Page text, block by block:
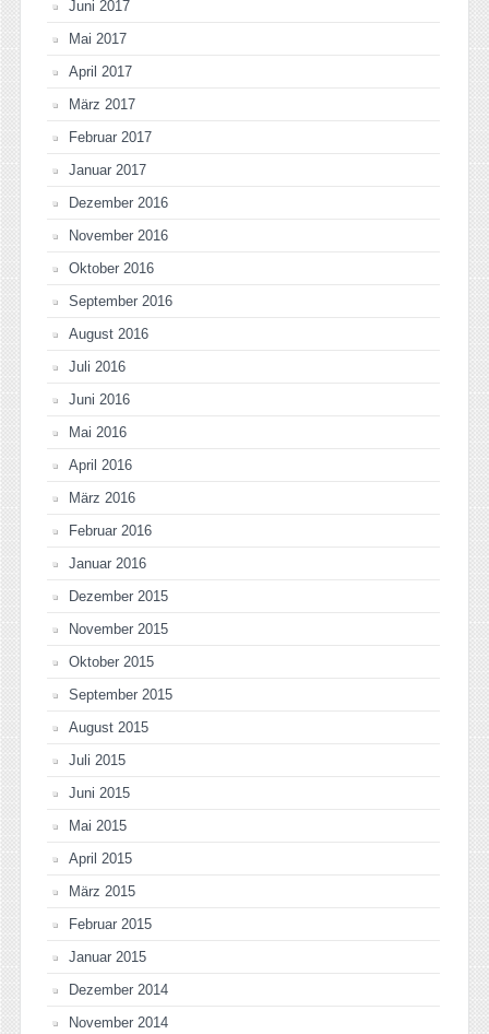
Juni 2017
Mai 2017
April 2017
März 2017
Februar 2017
Januar 2017
Dezember 2016
November 2016
Oktober 2016
September 2016
August 2016
Juli 2016
Juni 2016
Mai 2016
April 2016
März 2016
Februar 2016
Januar 2016
Dezember 2015
November 2015
Oktober 2015
September 2015
August 2015
Juli 2015
Juni 2015
Mai 2015
April 2015
März 2015
Februar 2015
Januar 2015
Dezember 2014
November 2014